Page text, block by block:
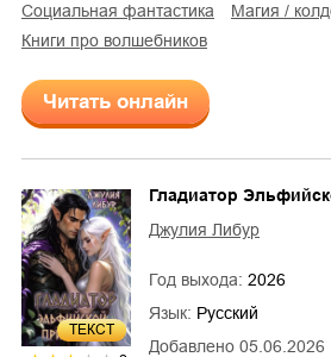
социальная фантастика
магия /
книги про волшебников
Читать онлайн
ТЕКСТ
Добавлено 05.06.2026
Гладиатор
Джулия Либур
Год выхода: 2026
Язык: Русский